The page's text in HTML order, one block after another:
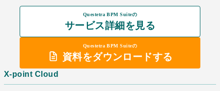
Questetra BPM Suiteの
サービス詳細を見る
Questetra BPM Suiteの
資料をダウンロードする
X-point Cloud